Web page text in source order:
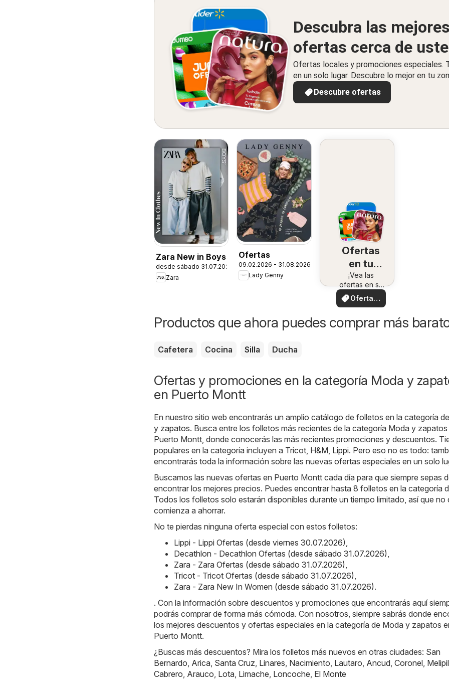
Descubra las mejores
ofertas cerca de
Ofertas locales y promociones especiales.
en un solo lugar. Descubre lo mejor en tu
Descubre ofertas
Zara New in Boys
desde sábado 31.07.2026
Zara
Ofertas
09.02.2026 - 31.08.2026
Lady Genny
Ofertas
en tu
zona
¡Vea las
ofertas en su
zona!
Ofertas
locales
Productos que ahora puedes comprar más
Cafetera Cocina Silla Ducha
Ofertas y promociones en la categoría Moda y
en Puerto Montt
En nuestro sitio web encontrarás un amplio catálogo de folletos en la categoría de
y zapatos. Busca entre los folletos más recientes de la categoría Moda y zapatos
Puerto Montt, donde conocerás las más recientes promociones y descuentos.
populares en la categoría incluyen a Tricot, H&M, Lippi. Pero eso no es todo:
encontrarás toda la información sobre las nuevas ofertas especiales en un solo
Buscamos las nuevas ofertas en Puerto Montt cada día para que siempre sepas
encontrar los mejores precios. Puedes encontrar hasta 8 folletos en la categoría
Todos los folletos solo estarán disponibles durante un tiempo limitado, así que no
comienza a ahorrar.
No te pierdas ninguna oferta especial con estos folletos:
Lippi - Lippi Ofertas (desde viernes 30.07.2026),
Decathlon - Decathlon Ofertas (desde sábado 31.07.2026),
Zara - Zara Ofertas (desde sábado 31.07.2026),
Tricot - Tricot Ofertas (desde sábado 31.07.2026),
Zara - Zara New In Women (desde sábado 31.07.2026).
. Con la información sobre descuentos y promociones que encontrarás aquí
podrás comprar de forma más cómoda. Con nosotros, siempre sabrás donde
los mejores descuentos y ofertas especiales en la categoría de Moda y zapatos
Puerto Montt.
¿Buscas más descuentos? Mira los folletos más nuevos en otras ciudades: San
Bernardo, Arica, Santa Cruz, Linares, Nacimiento, Lautaro, Ancud, Coronel,
Cabrero, Arauco, Lota, Limache, Loncoche, El Monte